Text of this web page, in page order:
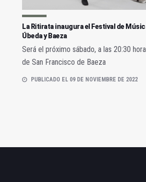
La Ritirata inaugura el Festival de
Úbeda y Baeza
Será el próximo sábado, a las 20:30
de San Francisco de Baeza
PUBLICADO EL 09 DE NOVIEMBRE DE 2022